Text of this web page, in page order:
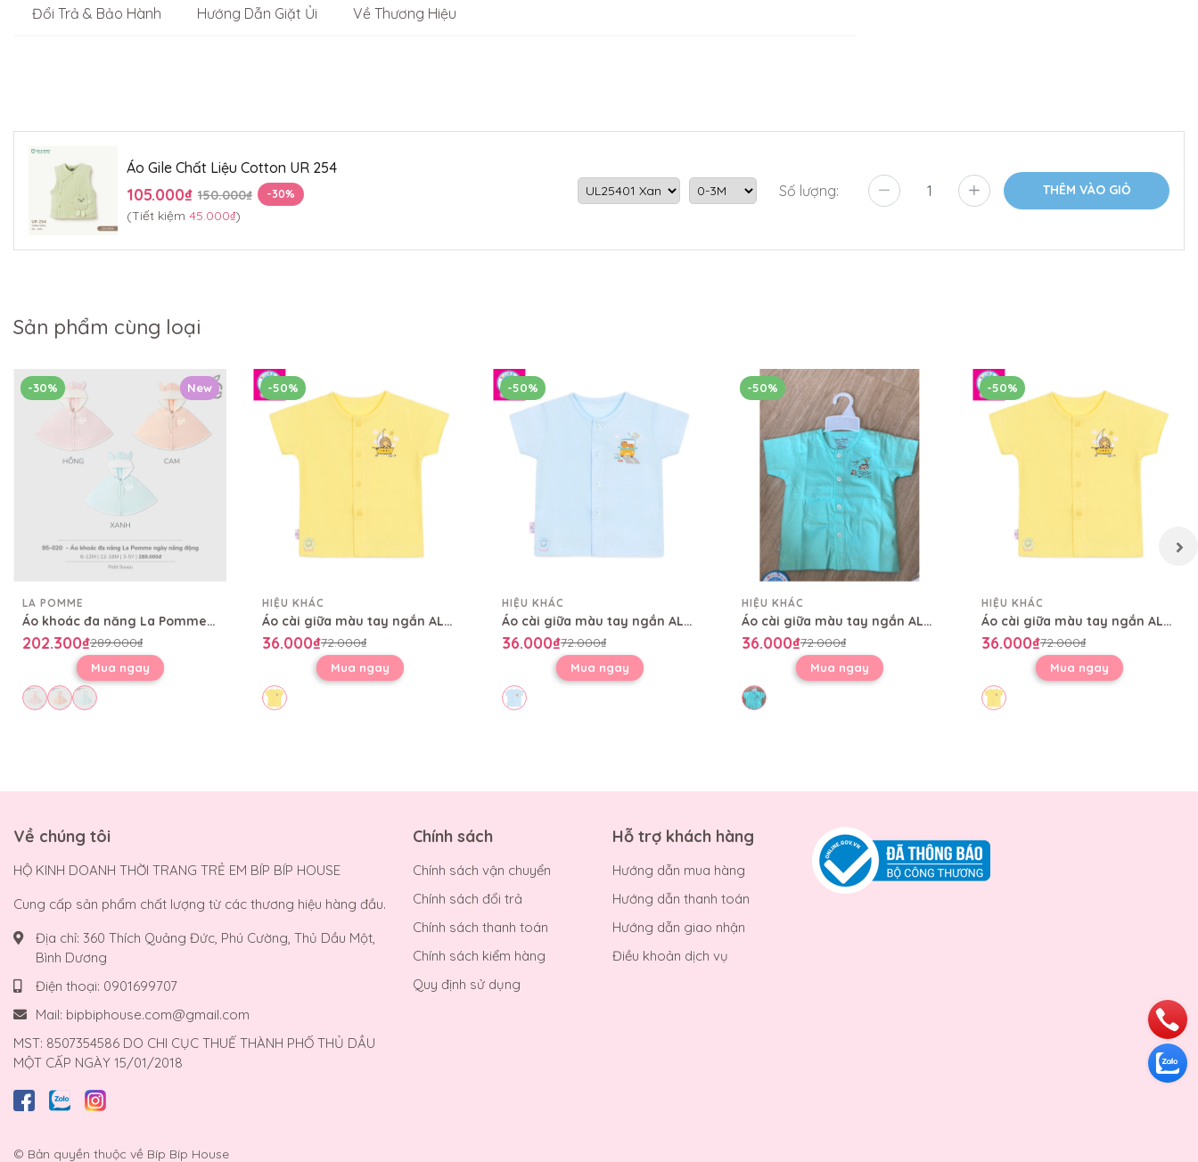
Đổi Trả & Bảo Hành Hướng Dẫn Giặt Ủi Về Thương Hiệu
Áo Gile Chất Liệu Cotton UR 254
105.000₫ 150.000₫ -30%
(Tiết kiệm 45.000₫)
Số lượng: THÊM VÀO GIỎ
Sản phẩm cùng loại
New
-30%
LA POMME
Áo khoác đa năng La Pomme ngày năng động
202.300₫289.000₫
Mua ngay
-50%
HIỆU KHÁC
Áo cài giữa màu tay ngắn AL0004
36.000₫72.000₫
Mua ngay
-50%
HIỆU KHÁC
Áo cài giữa màu tay ngắn AL0004
36.000₫72.000₫
Mua ngay
-50%
HIỆU KHÁC
Áo cài giữa màu tay ngắn AL0004
36.000₫72.000₫
Mua ngay
-50%
HIỆU KHÁC
Áo cài giữa màu tay ngắn AL0004
36.000₫72.000₫
Mua ngay
Về chúng tôi
HỘ KINH DOANH THỜI TRANG TRẺ EM BÍP BÍP HOUSE
Cung cấp sản phẩm chất lượng từ các thương hiệu hàng đầu.
Địa chỉ: 360 Thích Quảng Đức, Phú Cường, Thủ Dầu Một,
Bình Dương
Điện thoại: 0901699707
Mail: bipbiphouse.com@gmail.com
MST: 8507354586 DO CHI CỤC THUẾ THÀNH PHỐ THỦ DẦU
MỘT CẤP NGÀY 15/01/2018
Chính sách
Chính sách vận chuyển
Chính sách đổi trả
Chính sách thanh toán
Chính sách kiểm hàng
Quy định sử dụng
Hỗ trợ khách hàng
Hướng dẫn mua hàng
Hướng dẫn thanh toán
Hướng dẫn giao nhận
Điều khoản dịch vụ
© Bản quyền thuộc về Bíp Bíp House